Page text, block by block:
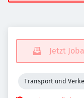
Jetzt
Transport und